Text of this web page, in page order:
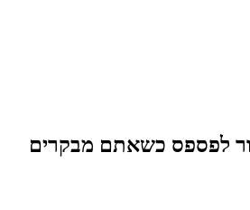
לפספס כשאתם מבקרים